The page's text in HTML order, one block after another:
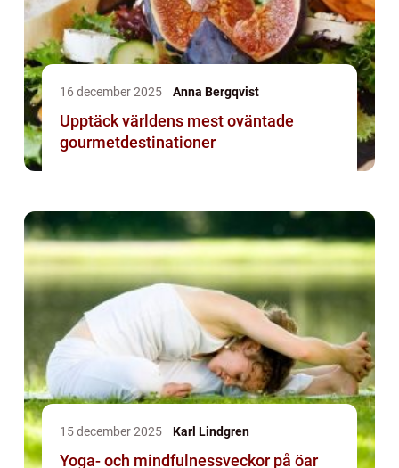
16 december 2025 Anna Bergqvist
Upptäck världens mest oväntade
gourmetdestinationer
15 december 2025 Karl Lindgren
Yoga- och mindfulnessveckor på öar